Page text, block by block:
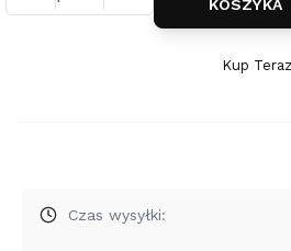
KOSZYKA
Kup Teraz
Czas wysyłki: